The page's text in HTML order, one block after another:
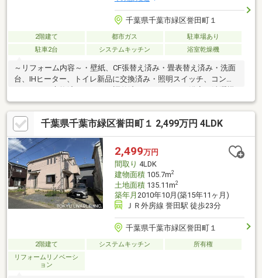
千葉県千葉市緑区誉田町１
2階建て 都市ガス
駐車場あり
駐車2台
システムキッチン 浴室乾燥機
～リフォーム内容～・壁紙、CF張替え済み・畳表替え済み・洗面
台、IHヒーター、トイレ新品に交換済み・照明スイッチ、コンセ
ントパネル交換済み・サッシ調整済み・キッチン、浴室、洗濯機
水栓交換・シャワー交換済み・ハウスクリーニング・床下防蟻施
工・建物躯体引き渡し後２年保証◇◆赤い予約ボタンより簡単に
予約可能です！・ご都合の合う日時でご予約下さい。・ご自宅へ
のお迎え、ご自宅近くへのお迎え、現地お待ち合わせ、弊社店舗
からのご案内などお選びください。
千葉県千葉市緑区誉田町１ 2,499万円 4LDK
2,499万円
間取り 4LDK
建物面積105.7m2
土地面積135.11m2
築年月 2010年10月(築15年11ヶ月)
ＪＲ外房線 誉田駅 徒歩23分
千葉県千葉市緑区誉田町１
2階建て システムキッチン
所有権
リフォームリノベーシ
ョン